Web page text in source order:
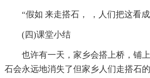
“假如 来走搭石， ，人们把这看
(四)课堂小结
也许有一天，家乡会搭上桥，铺
石会永远地消失了但家乡人们走搭石